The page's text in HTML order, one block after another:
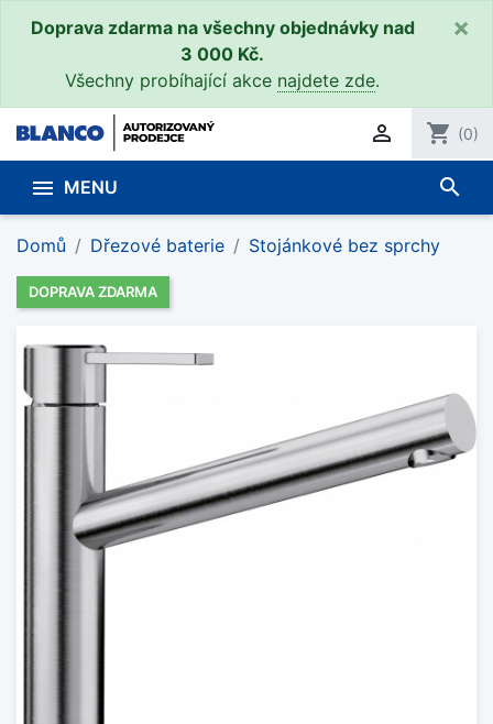
Doprava zdarma na všechny objednávky nad
3 000 Kč.
Všechny probíhající akce najdete zde.
×
 shopping_cart (0)
 MENU search
Domů Dřezové baterie Stojánkové bez sprchy
DOPRAVA ZDARMA